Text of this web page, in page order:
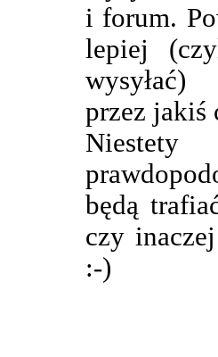
i forum.
lepiej
przez jakiś
będą
czy
:-)